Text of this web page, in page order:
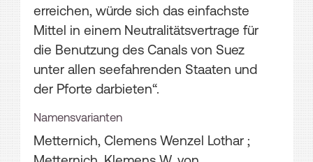
erreichen, würde sich das einfachste
Mittel in einem Neutralitätsvertrage für
die Benutzung des Canals von Suez
unter allen seefahrenden Staaten und
der Pforte darbieten“.
Namensvarianten
Metternich, Clemens Wenzel Lothar ;